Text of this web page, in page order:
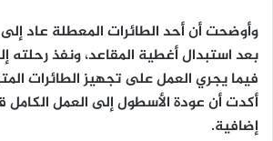
وأوضحت أن أحد الطائرات المعطلة عاد
بعد استبدال أغطية المقاعد، ونفذ رحلته
فيما يجري العمل على تجهيز الطائرات
أكدت أنعودة الأسطول إلى العمل
إضافية.